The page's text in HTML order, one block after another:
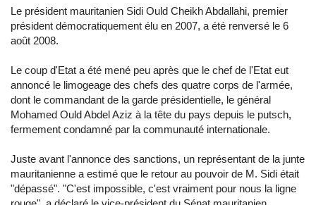
Le président mauritanien Sidi Ould Cheikh Abdallahi, premier
président démocratiquement élu en 2007, a été renversé le 6
août 2008.
Le coup d'Etat a été mené peu après que le chef de l'Etat eut
annoncé le limogeage des chefs des quatre corps de l'armée,
dont le commandant de la garde présidentielle, le général
Mohamed Ould Abdel Aziz à la tête du pays depuis le putsch,
fermement condamné par la communauté internationale.
Juste avant l'annonce des sanctions, un représentant de la junte
mauritanienne a estimé que le retour au pouvoir de M. Sidi était
"dépassé". "C'est impossible, c'est vraiment pour nous la ligne